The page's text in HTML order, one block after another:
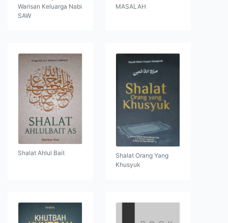
Warisan Keluarga Nabi
SAW
MASALAH
Shalat Ahlul Bait
Shalat Orang Yang
Khusyuk